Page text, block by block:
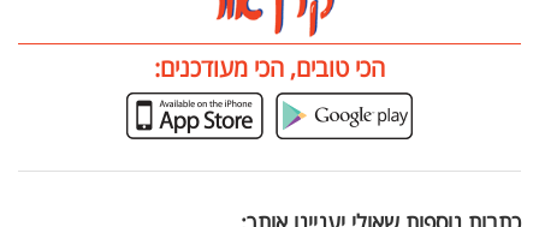
הכי טובים, הכי מעודכנים: